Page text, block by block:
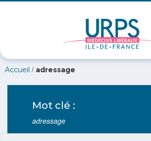
Accueil / adressage
Mot clé :
adressage